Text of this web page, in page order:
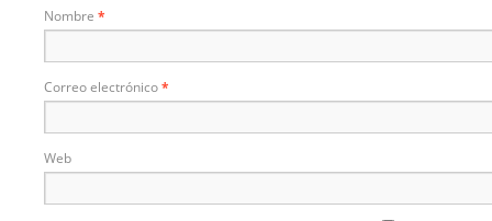
Nombre *
Correo electrónico*
Web